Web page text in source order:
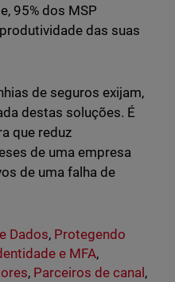
95% dos MSP
das suas
de seguros exijam,
destas soluções. É
que reduz
de uma empresa
de uma falha de
Dados, Protegendo
e MFA,
, Parceiros de canal ,